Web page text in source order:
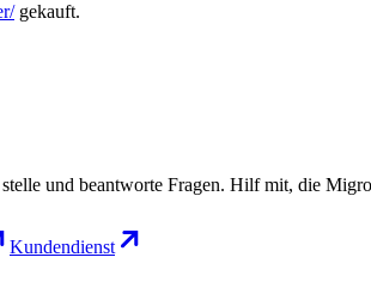
gekauft.
und beantworte Fragen. Hilf mit, die
Kundendienst